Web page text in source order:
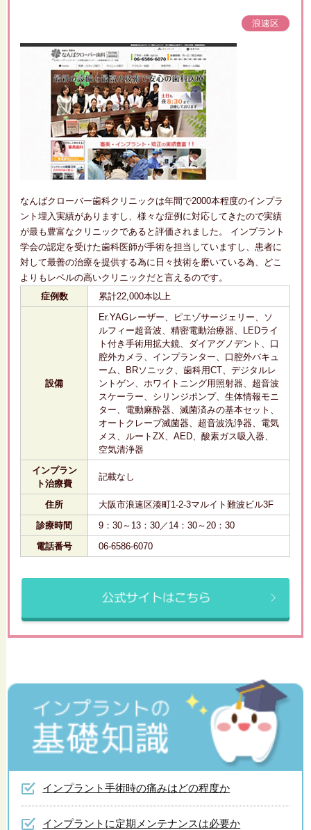
浪速区
なんばクローバー歯科クリニックは年間で2000本程度のインプラ
ント埋入実績がありますし、様々な症例に対応してきたので実績
が最も豊富なクリニックであると評価されました。 インプラント
学会の認定を受けた歯科医師が手術を担当していますし、患者に
対して最善の治療を提供する為に日々技術を磨いている為、どこ
よりもレベルの高いクリニックだと言えるのです。
症例数
累計22,000本以上
設備
Er.YAGレーザー、ピエゾサージェリー、ソ
ルフィー超音波、精密電動治療器、LEDライ
ト付き手術用拡大鏡、ダイアグノデント、口
腔外カメラ、インプランター、口腔外バキュ
ーム、BRソニック、歯科用CT、デジタルレ
ントゲン、ホワイトニング用照射器、超音波
スケーラー、シリンジポンプ、生体情報モニ
ター、電動麻酔器、滅菌済みの基本セット、
オートクレーブ滅菌器、超音波洗浄器、電気
メス、ルートZX、AED、酸素ガス吸入器、
空気清浄器
インプラン
ト治療費
記載なし
住所
大阪市浪速区湊町1-2-3マルイト難波ビル3F
診療時間
9：30～13：30／14：30～20：30
電話番号
06-6586-6070
インプラント手術時の痛みはどの程度か
インプラントに定期メンテナンスは必要か